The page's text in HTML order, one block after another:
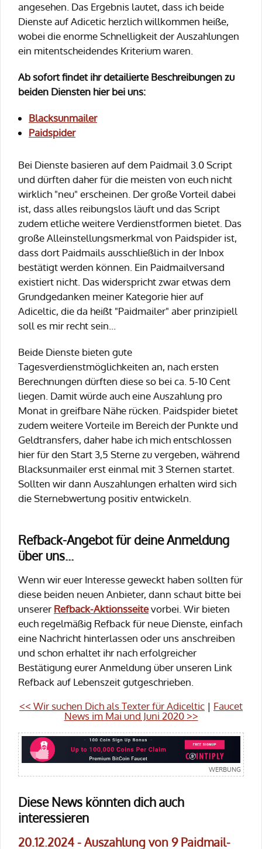
angesehen. Das Ergebnis lautet, dass ich beide
Dienste auf Adicetic herzlich willkommen heiße,
wobei die enorme Schnelligkeit der Auszahlungen
ein mitentscheidendes Kriterium waren.
Ab sofort findet ihr detailierte Beschreibungen zu
beiden Diensten hier bei uns:
Blacksunmailer
Paidspider
Bei Dienste basieren auf dem Paidmail 3.0 Script
und dürften daher für die meisten von euch nicht
wirklich "neu" erscheinen. Der große Vorteil dabei
ist, dass alles reibungslos läuft und das Script
zudem etliche weitere Verdienstformen bietet. Das
große Alleinstellungsmerkmal von Paidspider ist,
dass dort Paidmails ausschließlich in der Inbox
bestätigt werden können. Ein Paidmailversand
existiert nicht. Das widerspricht zwar etwas dem
Grundgedanken meiner Kategorie hier auf
Adiceltic, die da heißt "Paidmailer" aber prinzipiell
soll es mir recht sein...
Beide Dienste bieten gute
Tagesverdienstmöglichkeiten an, nach ersten
Berechnungen dürften diese so bei ca. 5-10 Cent
liegen. Damit würde auch eine Auszahlung pro
Monat in greifbare Nähe rücken. Paidspider bietet
zudem weitere Vorteile im Bereich der Punkte und
Geldtransfers, daher habe ich mich entschlossen
hier für den Start 3,5 Sterne zu vergeben, während
Blacksunmailer erst einmal mit 3 Sternen startet.
Sollten wir dann Auszahlungen erhalten wird sich
die Sternebwertung positiv entwickeln.
Refback-Angebot für deine Anmeldung
über uns...
Wenn wir euer Interesse geweckt haben sollten für
diese beiden neuen Anbieter, dann schaut bitte bei
unserer Refback-Aktionsseitevorbei. Wir bieten
euch regelmäßig Refback für neue Dienste, einfach
eine Nachricht hinterlassen oder uns anschreiben
und schon erhaltet ihr nach erfolgreicher
Bestätigung eurer Anmeldung über unseren Link
Refback auf Lebenszeit gutgeschrieben.
<< Wir suchen Dich als Texter für Adiceltic | Faucet
News im Mai und Juni 2020 >>
Diese News könnten dich auch
interessieren
20.12.2024 - Auszahlung von 9 Paidmail-